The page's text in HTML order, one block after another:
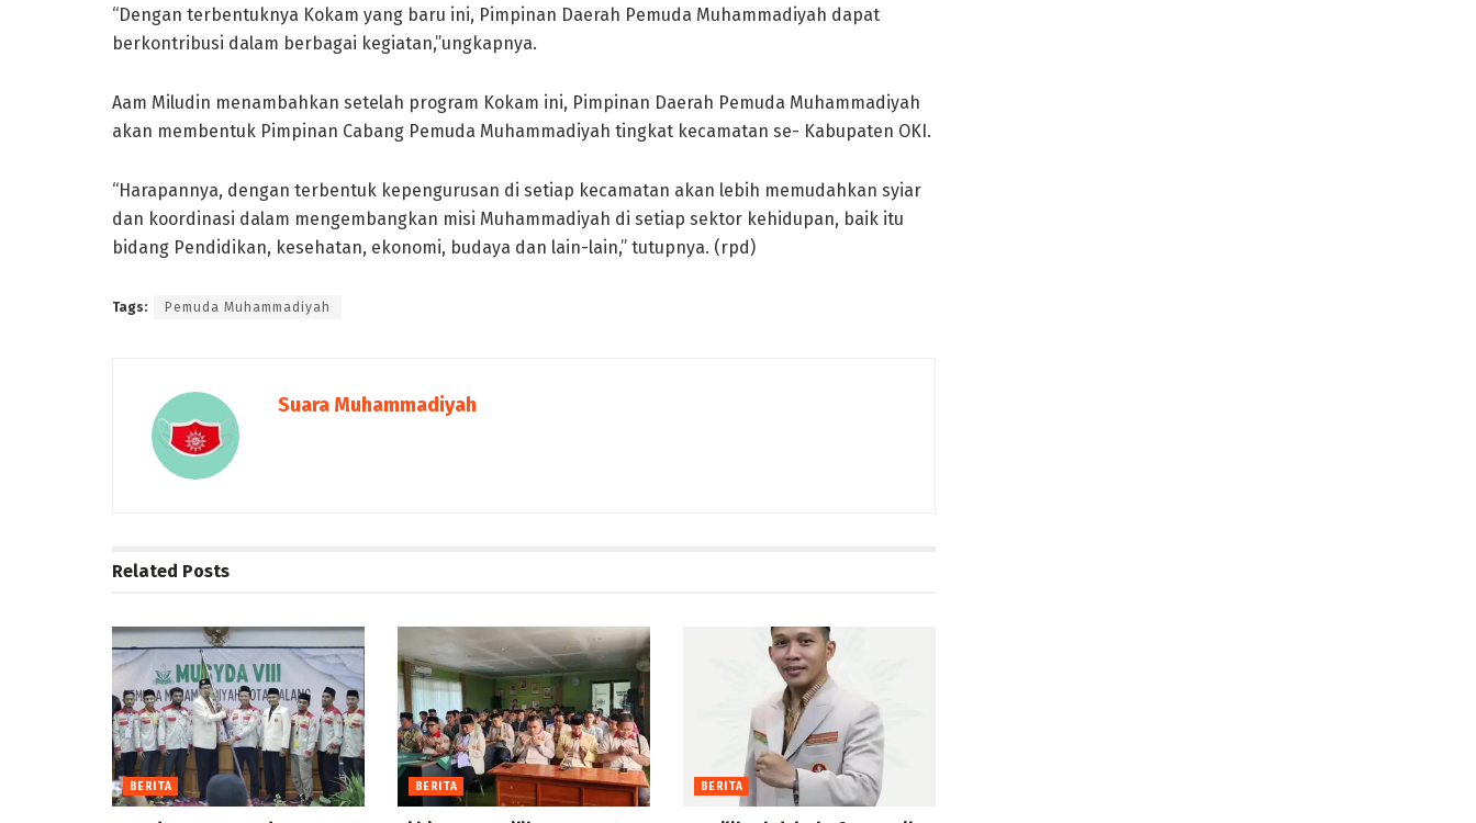
“Dengan terbentuknya Kokam yang baru ini, Pimpinan Daerah Pemuda Muhammadiyah dapat
berkontribusi dalam berbagai kegiatan,”ungkapnya.
Aam Miludin menambahkan setelah program Kokam ini, Pimpinan Daerah Pemuda Muhammadiyah
akan membentuk Pimpinan Cabang Pemuda Muhammadiyah tingkat kecamatan se- Kabupaten OKI.
“Harapannya, dengan terbentuk kepengurusan di setiap kecamatan akan lebih memudahkan syiar
dan koordinasi dalam mengembangkan misi Muhammadiyah di setiap sektor kehidupan, baik itu
bidang Pendidikan, kesehatan, ekonomi, budaya dan lain-lain,” tutupnya. (rpd)
Tags: Pemuda Muhammadiyah
Suara Muhammadiyah
Related Posts
BERITA BERITA BERITA